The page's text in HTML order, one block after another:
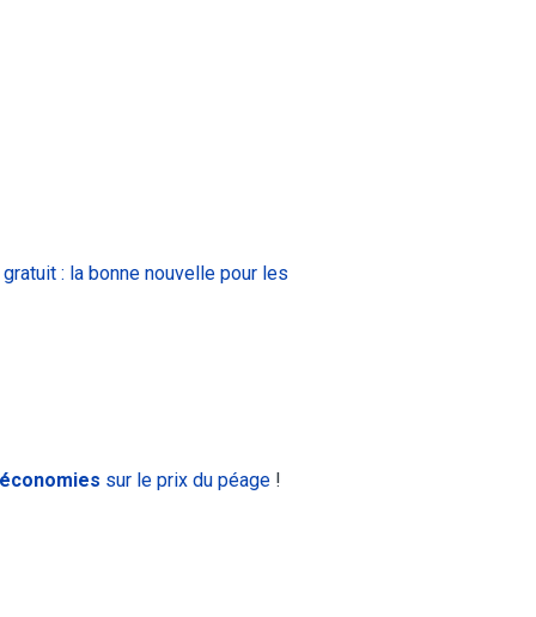
: la bonne nouvelle pour les
sur le prix du péage !